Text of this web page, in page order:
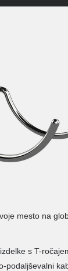
mesto na
s T-
podaljševalni